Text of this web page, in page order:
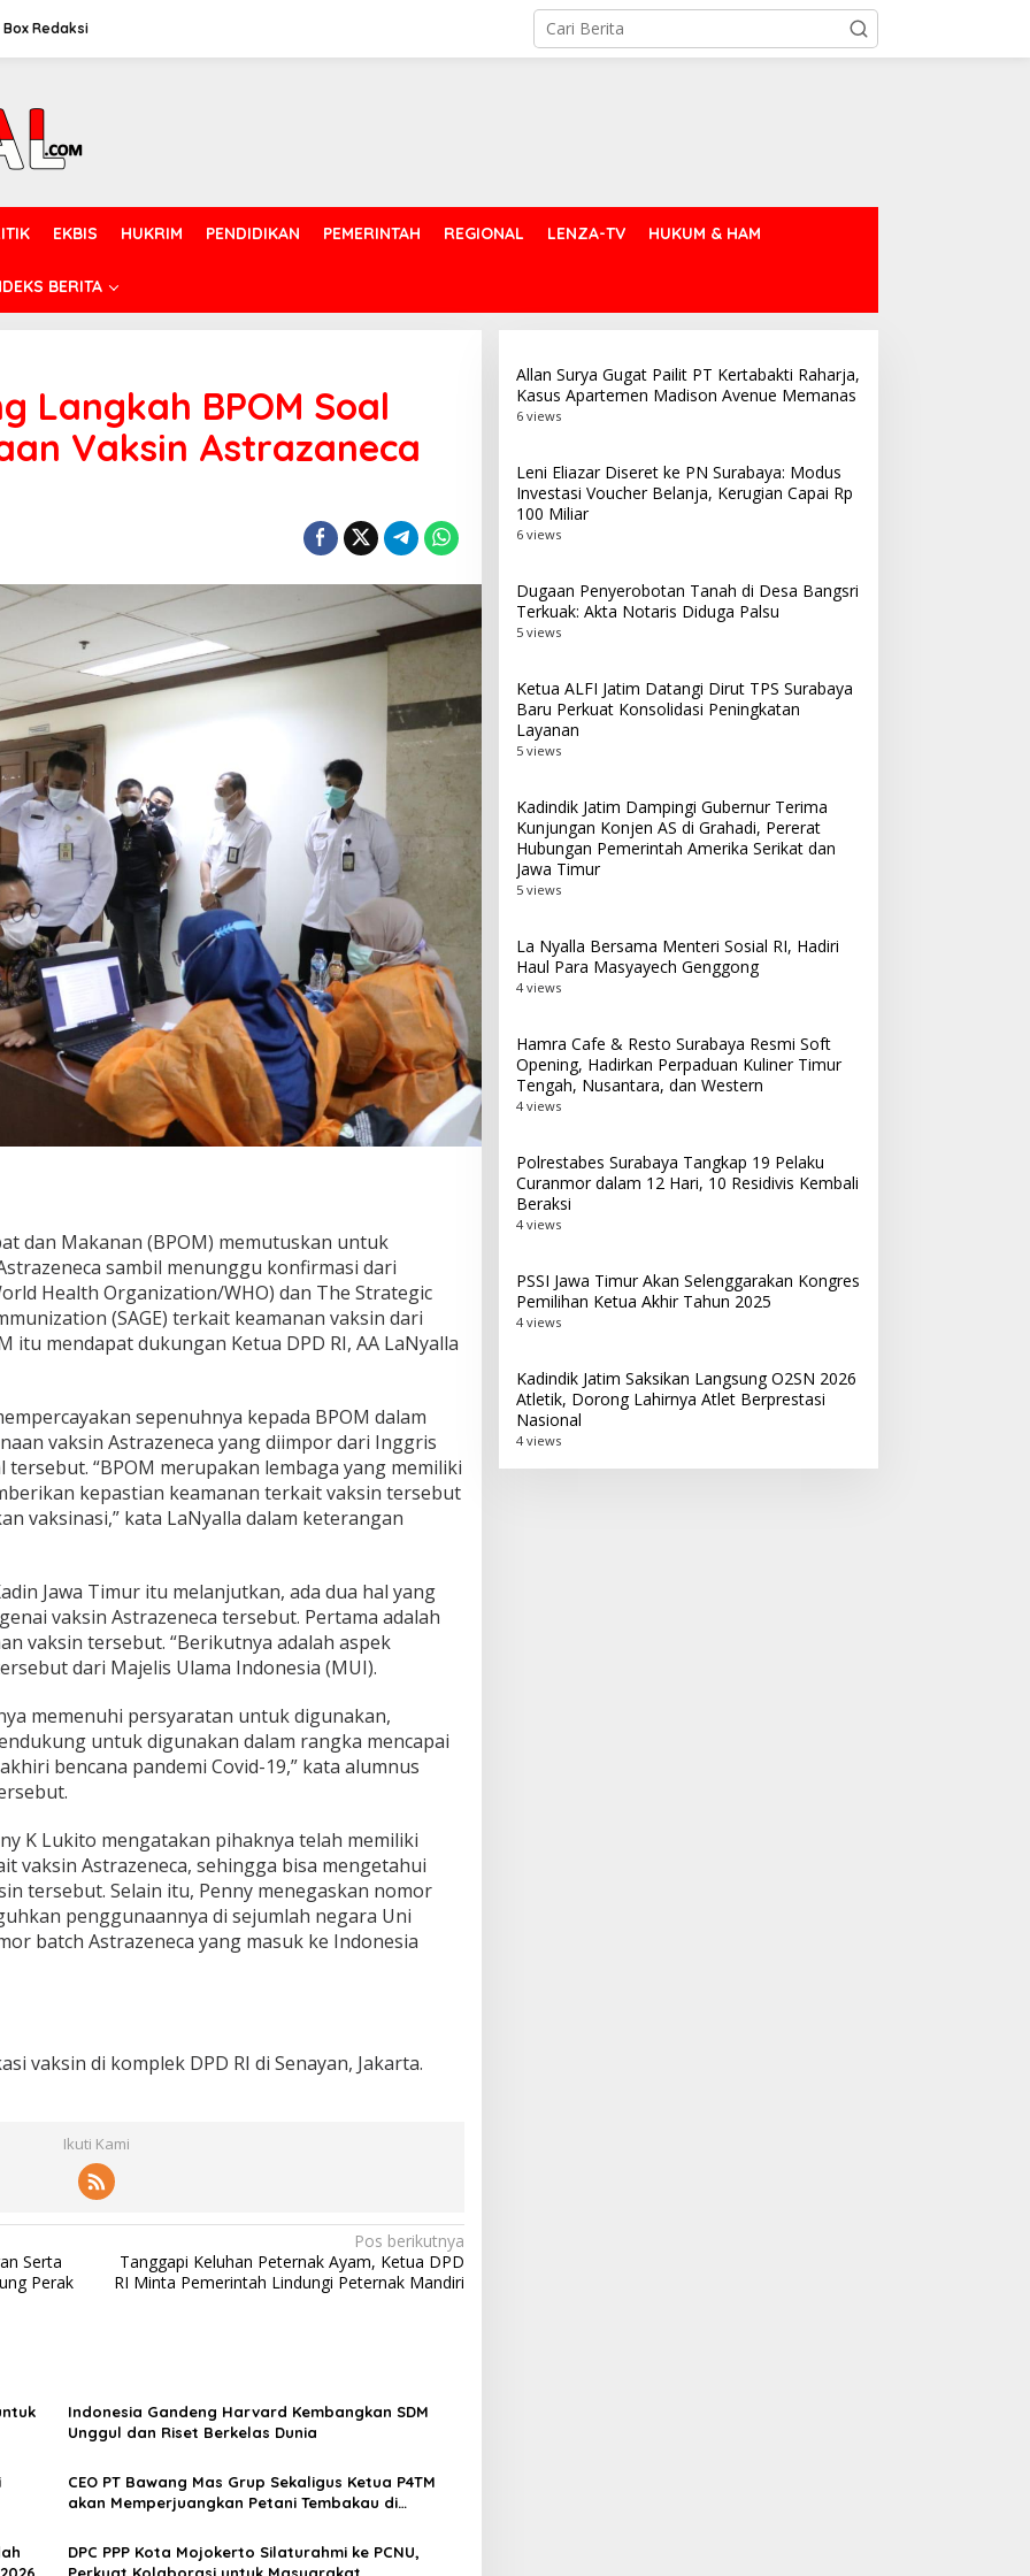
Box Redaksi
EKBIS HUKRIM PENDIDIKAN PEMERINTAH REGIONAL LENZA-TV HUKUM & HAM
BERITA
Langkah BPOM Soal
Vaksin Astrazaneca
dan Makanan (BPOM) memutuskan untuk
sambil menunggu konfirmasi dari
Health Organization/WHO) dan The Strategic
(SAGE) terkait keamanan vaksin dari
itu mendapat dukungan Ketua DPD RI, AA LaNyalla
sepenuhnya kepada BPOM dalam
vaksin Astrazeneca yang diimpor dari Inggris
“BPOM merupakan lembaga yang memiliki
kepastian keamanan terkait vaksin tersebut
vaksinasi,” kata LaNyalla dalam keterangan
Jawa Timur itu melanjutkan, ada dua hal yang
vaksin Astrazeneca tersebut. Pertama adalah
vaksin tersebut. “Berikutnya adalah aspek
dari Majelis Ulama Indonesia (MUI).
memenuhi persyaratan untuk digunakan,
untuk digunakan dalam rangka mencapai
bencana pandemi Covid-19,” kata alumnus
K Lukito mengatakan pihaknya telah memiliki
vaksin Astrazeneca, sehingga bisa mengetahui
tersebut. Selain itu, Penny menegaskan nomor
penggunaannya di sejumlah negara Uni
batch Astrazeneca yang masuk ke Indonesia
vaksin di komplek DPD RI di Senayan, Jakarta.
Ikuti Kami
Serta
Perak
Pos berikutnya
Tanggapi Keluhan Peternak Ayam, Ketua DPD
RI Minta Pemerintah Lindungi Peternak Mandiri
Indonesia Gandeng Harvard Kembangkan SDM
Unggul dan Riset Berkelas Dunia
CEO PT Bawang Mas Grup Sekaligus Ketua P4TM
akan Memperjuangkan Petani Tembakau di
DPC PPP Kota Mojokerto Silaturahmi ke PCNU,
Allan Surya Gugat Pailit PT Kertabakti Raharja,
Kasus Apartemen Madison Avenue Memanas
6 views
Leni Eliazar Diseret ke PN Surabaya: Modus
Investasi Voucher Belanja, Kerugian Capai Rp
100 Miliar
6 views
Dugaan Penyerobotan Tanah di Desa Bangsri
Terkuak: Akta Notaris Diduga Palsu
5 views
Ketua ALFI Jatim Datangi Dirut TPS Surabaya
Baru Perkuat Konsolidasi Peningkatan
Layanan
5 views
Kadindik Jatim Dampingi Gubernur Terima
Kunjungan Konjen AS di Grahadi, Pererat
Hubungan Pemerintah Amerika Serikat dan
Jawa Timur
5 views
La Nyalla Bersama Menteri Sosial RI, Hadiri
Haul Para Masyayech Genggong
4 views
Hamra Cafe & Resto Surabaya Resmi Soft
Opening, Hadirkan Perpaduan Kuliner Timur
Tengah, Nusantara, dan Western
4 views
Polrestabes Surabaya Tangkap 19 Pelaku
Curanmor dalam 12 Hari, 10 Residivis Kembali
Beraksi
4 views
PSSI Jawa Timur Akan Selenggarakan Kongres
Pemilihan Ketua Akhir Tahun 2025
4 views
Kadindik Jatim Saksikan Langsung O2SN 2026
Atletik, Dorong Lahirnya Atlet Berprestasi
Nasional
4 views